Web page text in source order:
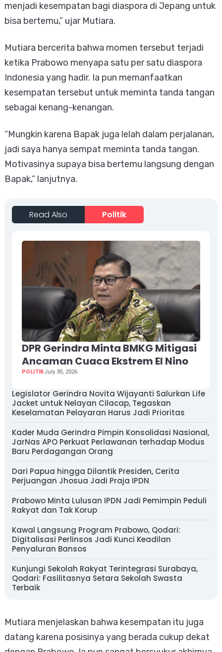
menjadi kesempatan bagi diaspora di Jepang untuk
bisa bertemu,” ujar Mutiara.
Mutiara bercerita bahwa momen tersebut terjadi
ketika Prabowo menyapa satu per satu diaspora
Indonesia yang hadir. Ia pun memanfaatkan
kesempatan tersebut untuk meminta tanda tangan
sebagai kenang-kenangan.
“Mungkin karena Bapak juga lelah dalam perjalanan,
jadi saya hanya sempat meminta tanda tangan.
Motivasinya supaya bisa bertemu langsung dengan
Bapak,” lanjutnya.
Read Also Politik
DPR Gerindra Minta BMKG Mitigasi
Ancaman Cuaca Ekstrem El Nino
POLITIKJuly 30, 2026
Legislator Gerindra Novita Wijayanti Salurkan Life
Jacket untuk Nelayan Cilacap, Tegaskan
Keselamatan Pelayaran Harus Jadi Prioritas
Kader Muda Gerindra Pimpin Konsolidasi Nasional,
JarNas APO Perkuat Perlawanan terhadap Modus
Baru Perdagangan Orang
Dari Papua hingga Dilantik Presiden, Cerita
Perjuangan Jhosua Jadi Praja IPDN
Prabowo Minta Lulusan IPDN Jadi Pemimpin Peduli
Rakyat dan Tak Korup
Kawal Langsung Program Prabowo, Qodari:
Digitalisasi Perlinsos Jadi Kunci Keadilan
Penyaluran Bansos
Kunjungi Sekolah Rakyat Terintegrasi Surabaya,
Qodari: Fasilitasnya Setara Sekolah Swasta
Terbaik
Mutiara menjelaskan bahwa kesempatan itu juga
datang karena posisinya yang berada cukup dekat